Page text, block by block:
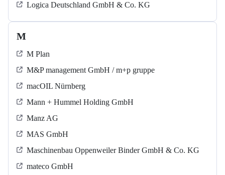
Logica Deutschland GmbH & Co. KG
M
M Plan
M&P management GmbH / m+p gruppe
macOIL Nürnberg
Mann + Hummel Holding GmbH
Manz AG
MAS GmbH
Maschinenbau Oppenweiler Binder GmbH & Co. KG
mateco GmbH